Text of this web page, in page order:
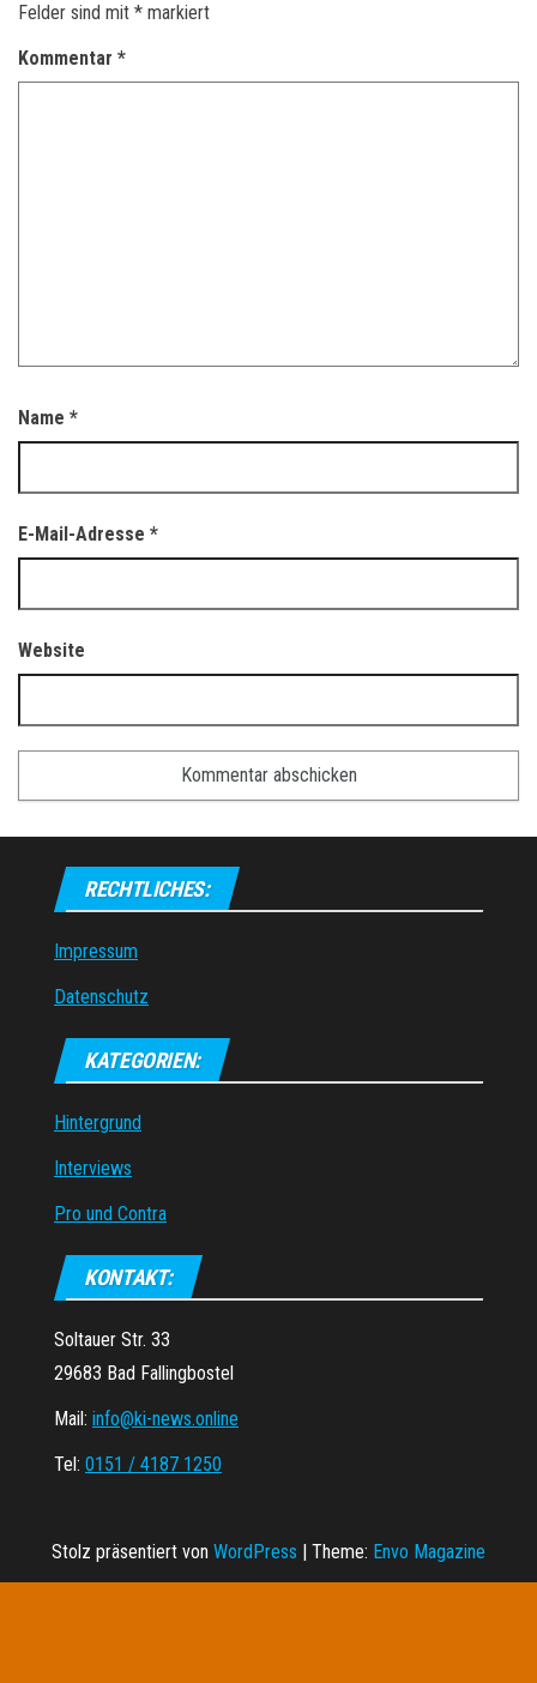
Felder sind mit * markiert
Kommentar *
Name *
E-Mail-Adresse *
Website
RECHTLICHES:
Impressum
Datenschutz
KATEGORIEN:
Hintergrund
Interviews
Pro und Contra
KONTAKT:
Soltauer Str. 33
29683 Bad Fallingbostel
Mail: info@ki-news.online
Tel: 0151 / 4187 1250
Stolz präsentiert von WordPress Theme: Envo Magazine